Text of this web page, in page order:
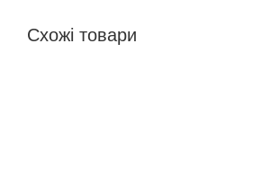
Схожі товари